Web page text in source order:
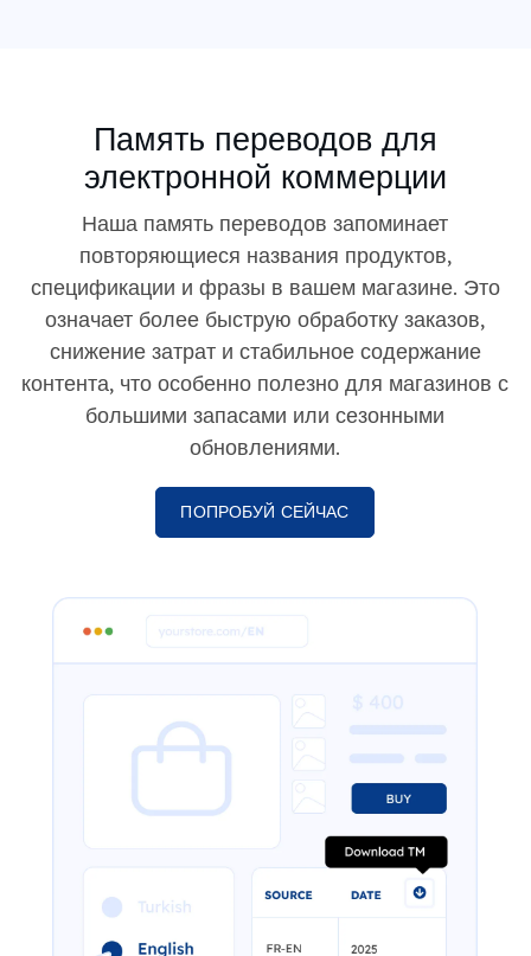
Память переводов для
электронной коммерции
Наша память переводов запоминает
повторяющиеся названия продуктов,
спецификации и фразы в вашем магазине. Это
означает более быструю обработку заказов,
снижение затрат и стабильное содержание
контента, что особенно полезно для магазинов с
большими запасами или сезонными
обновлениями.
ПОПРОБУЙ СЕЙЧАС